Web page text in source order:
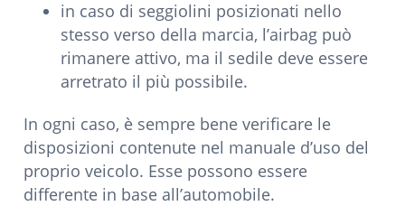
in caso di seggiolini posizionati nello
stesso verso della marcia, l’airbag può
rimanere attivo, ma il sedile deve essere
arretrato il più possibile.
In ogni caso, è sempre bene verificare le
disposizioni contenute nel manuale d’uso del
proprio veicolo. Esse possono essere
differente in base all’automobile.